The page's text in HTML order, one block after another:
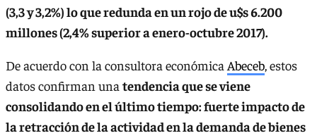
(3,3 y 3,2%) lo que redunda en un rojo de u$s 6.200
millones (2,4% superior a enero-octubre 2017).
De acuerdo con la consultora económica Abeceb, estos
datos confirman una tendencia que se viene
consolidando en el último tiempo: fuerte impacto de
la retracción de la actividad en la demanda de bienes